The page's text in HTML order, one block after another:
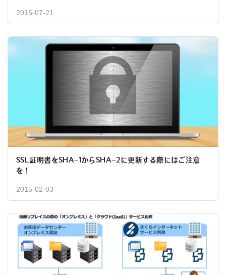
2015-07-21
SSL証明書をSHA–1からSHA–2に更新する際にはご注意
を！
2015-02-03